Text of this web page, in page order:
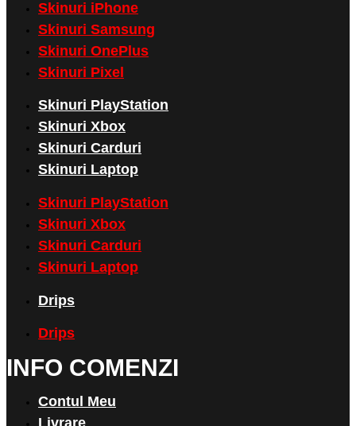
Skinuri iPhone
Skinuri Samsung
Skinuri OnePlus
Skinuri Pixel
Skinuri PlayStation
Skinuri Xbox
Skinuri Carduri
Skinuri Laptop
Skinuri PlayStation
Skinuri Xbox
Skinuri Carduri
Skinuri Laptop
Drips
Drips
INFO COMENZI
Contul Meu